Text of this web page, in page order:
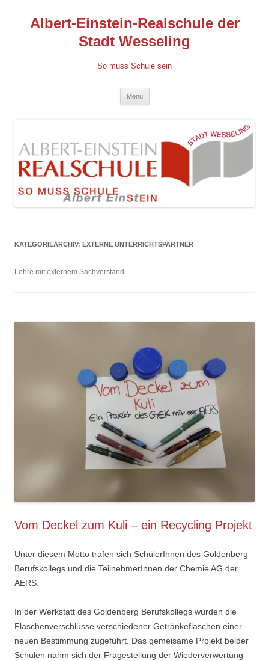
Albert-Einstein-Realschule der
Stadt Wesseling
So muss Schule sein
Menü
KATEGORIEARCHIV: EXTERNE UNTERRICHTSPARTNER
Lehre mit externem Sachverstand
Vom Deckel zum Kuli – ein Recycling Projekt
Unter diesem Motto trafen sich SchülerInnen des Goldenberg
Berufskollegs und die TeilnehmerInnen der Chemie AG der
AERS.
In der Werkstatt des Goldenberg Berufskollegs wurden die
Flaschenverschlüsse verschiedener Getränkeflaschen einer
neuen Bestimmung zugeführt. Das gemeisame Projekt beider
Schulen nahm sich der Fragestellung der Wiederverwertung